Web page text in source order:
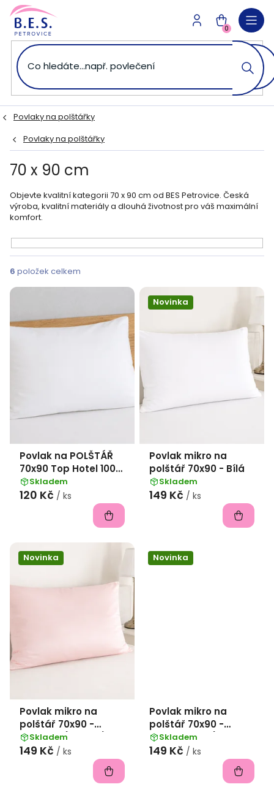
Přejít
obsah
NÁKUPNÍ
KOŠÍK
0
Povlaky na polštářky
Povlaky na polštářky
70 x 90 cm
Objevte kvalitní kategorii 70 x 90 cm od BES Petrovice. Česká
výroba, kvalitní materiály a dlouhá životnost pro váš maximální
komfort.
6 položek celkem
V
ý
p
s
u
k
Povlak na POLŠTÁŘ
70x90 Top Hotel 100%
bavlna hladká, bez
pruhu - bílý
Skladem
120 Kč / ks
Novinka
Povlak mikro na
polštář 70x90 - Bílá
Skladem
149 Kč / ks
Novinka
Povlak mikro na
polštář 70x90 -
Pudrová (12-2102)
Skladem
149 Kč / ks
Novinka
Povlak mikro na
polštář 70x90 -
Antracitová (13-
4104)
Skladem
149 Kč / ks